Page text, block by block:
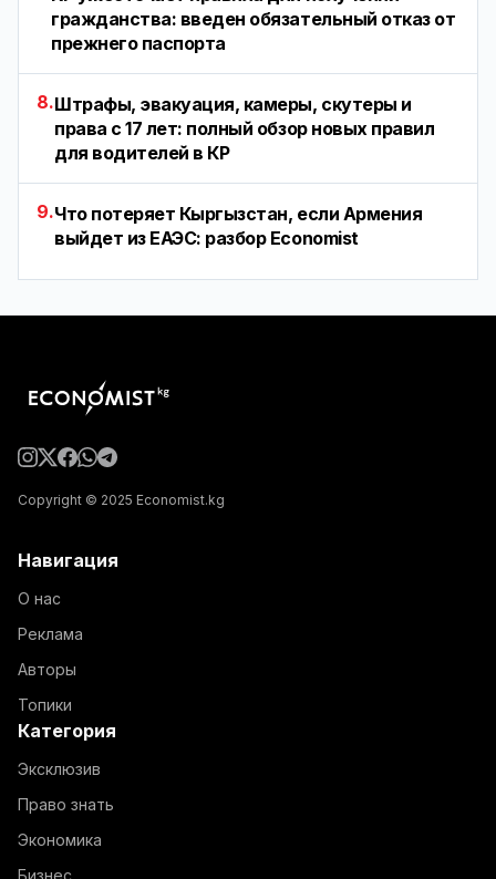
гражданства: введен обязательный отказ от
прежнего паспорта
8.Штрафы, эвакуация, камеры, скутеры и
права с 17 лет: полный обзор новых правил
для водителей в КР
9.Что потеряет Кыргызстан, если Армения
выйдет из ЕАЭС: разбор Economist
Copyright © 2025 Economist.kg
Навигация
О нас
Реклама
Авторы
Топики
Категория
Эксклюзив
Право знать
Экономика